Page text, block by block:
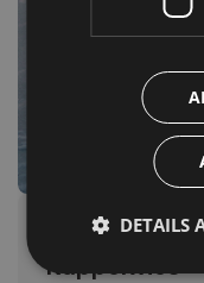
Eislaufen &
Kuppelwies
DETAILS